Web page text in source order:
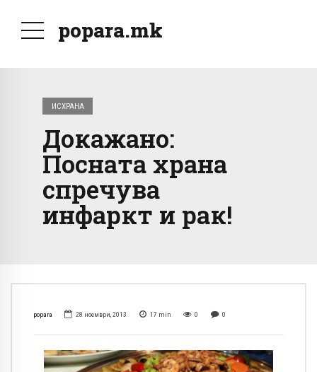
popara.mk
ИСХРАНА
Докажано:
Посната храна
спречува
инфаркт и рак!
popara 28 ноември, 2013 17 min 0 0